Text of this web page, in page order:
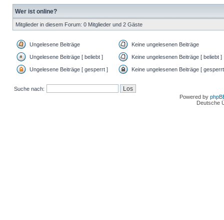
Wer ist online?
Mitglieder in diesem Forum: 0 Mitglieder und 2 Gäste
Ungelesene Beiträge Keine ungelesenen Beiträge
Ungelesene Beiträge [ beliebt ] Keine ungelesenen Beiträge [ beliebt ]
Ungelesene Beiträge [ gesperrt ] Keine ungelesenen Beiträge [
Suche nach:
Powered by
Deutsche